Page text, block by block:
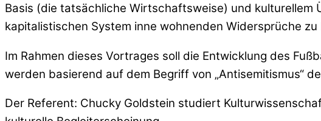
Basis (die tatsächliche Wirtschaftsweise) und
kapitalistischen System inne wohnenden Widersprüche zu
Im Rahmen dieses Vortrages soll die Entwicklung des
werden basierend auf dem Begriff von „Antisemitismus“
Der Referent: Chucky Goldstein studiert